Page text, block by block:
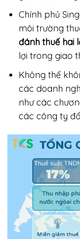
Chính phủ
môi trường
đánh thuế hai
lợi trong giao
Không thể
các doanh
như các
các công ty